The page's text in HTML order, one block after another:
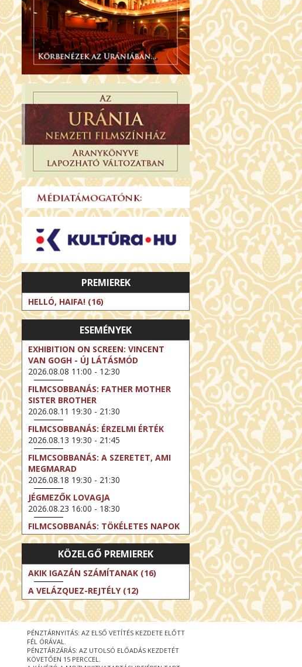
PREMIEREK
HELLÓ, HAIFA! (16)
ESEMÉNYEK
EXHIBITION ON SCREEN: VINCENT
VAN GOGH - ÚJ LÁTÁSMÓD
2026.08.08 11:00 - 12:30
FILMCSOBBANÁS: FATHER MOTHER
SISTER BROTHER
2026.08.11 19:30 - 21:30
FILMCSOBBANÁS: ÉRZELMI ÉRTÉK
2026.08.13 19:30 - 21:45
FILMCSOBBANÁS: A SZERETET, AMI
MEGMARAD
2026.08.18 19:30 - 21:30
JÉGMEZŐK LOVAGJA
2026.08.23 16:00 - 18:30
FILMCSOBBANÁS: TÖKÉLETES NAPOK
2026.08.25 19:30 - 21:45
FILMCSOBBANÁS: IFJÚSÁG
2026.08.27 19:30 - 21:30
EXHIBITION ON SCREEN: VINCENT
VAN GOGH - ÚJ LÁTÁSMÓD
2026.08.30 11:00 - 12:30
NT LIVE / DAVID IRELAND: THE FIFTH
STEP
2026.09.01 19:00 - 21:00
BERLIN ELESTE
KÖZELGŐ PREMIEREK
AKIK IGAZÁN SZÁMÍTANAK (16)
A VELÁZQUEZ-REJTÉLY (12)
PÉNZTÁRNYITÁS: AZ ELSŐ VETÍTÉS KEZDETE ELŐTT
FÉL ÓRÁVAL.
PÉNZTÁRZÁRÁS: AZ UTOLSÓ ELŐADÁS KEZDETÉT
KÖVETŐEN 15 PERCCEL.